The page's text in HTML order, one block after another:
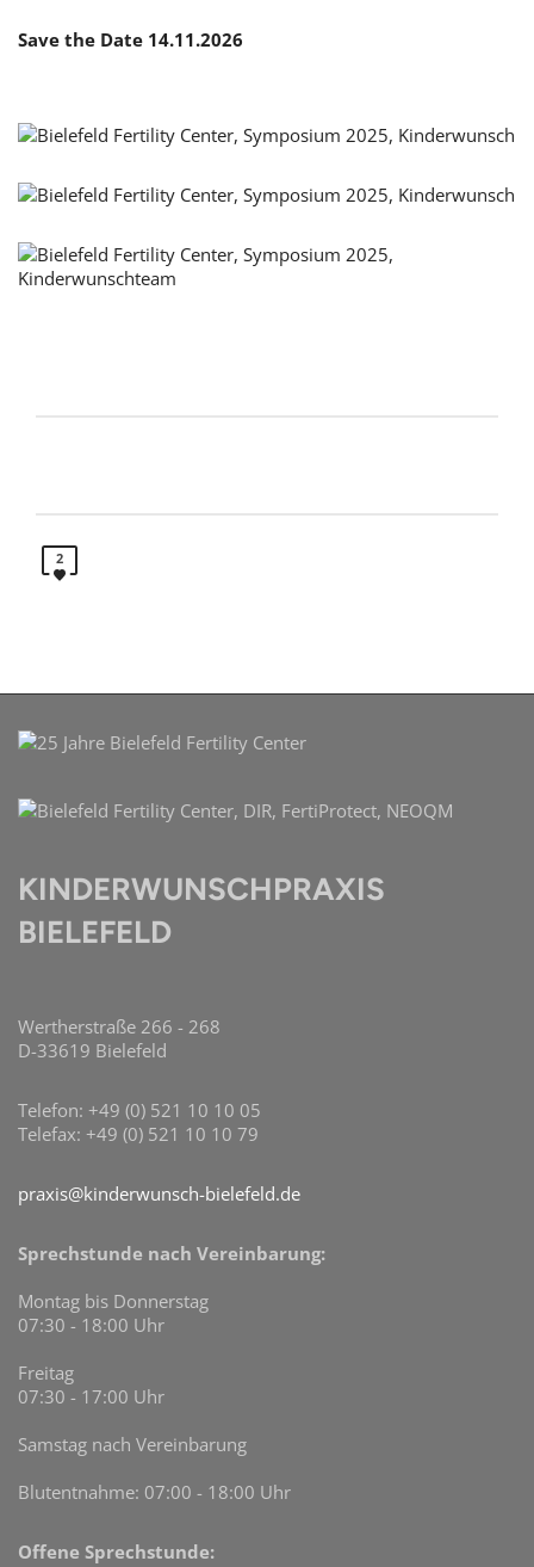
Save the Date 14.11.2026
2
KINDERWUNSCHPRAXIS
BIELEFELD
Wertherstraße 266 - 268
D-33619 Bielefeld
Telefon: +49 (0) 521 10 10 05
Telefax: +49 (0) 521 10 10 79
praxis@kinderwunsch-bielefeld.de
Sprechstunde nach Vereinbarung:
Montag bis Donnerstag
07:30 - 18:00 Uhr
Freitag
07:30 - 17:00 Uhr
Samstag nach Vereinbarung
Blutentnahme: 07:00 - 18:00 Uhr
Offene Sprechstunde: